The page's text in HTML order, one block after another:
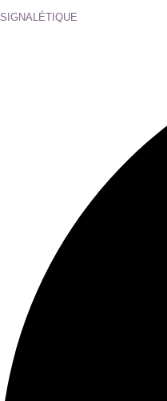
SIGNALÉTIQUE